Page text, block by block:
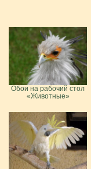
Обои на рабочий стол
«Животные»